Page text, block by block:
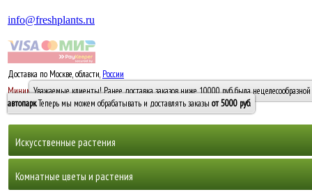
info@freshplants.ru
Доставка по Москве, области, России
Минимальный заказ -10 0005000 руб.
Уважаемые клиенты! Ранее доставка заказов ниже 10000 руб. была
автопарк. Теперь мы можем обрабатывать и доставлять заказы от 5000 руб.
Искусственные растения
Горшечные растения, кусты и мох
Комнатные цветы и растения